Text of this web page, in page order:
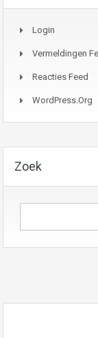
Login
Vermeldingen
Reacties Feed
WordPress.org
Zoek